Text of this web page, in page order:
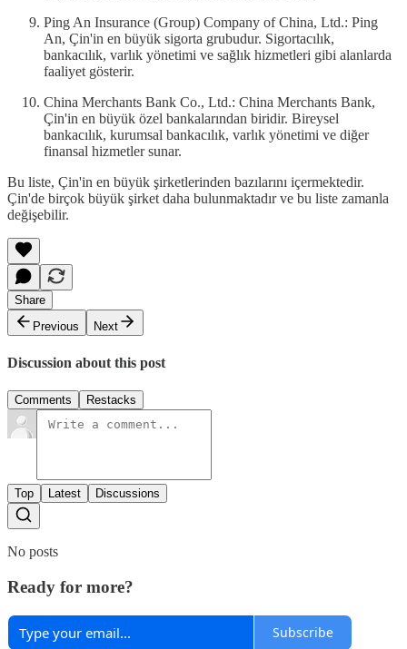
Ping An Insurance (Group) Company of China, Ltd.: Ping
An, Çin'in en büyük sigorta grubudur. Sigortacılık,
bankacılık, varlık yönetimi ve sağlık hizmetleri gibi alanlarda
faaliyet gösterir.
China Merchants Bank Co., Ltd.: China Merchants Bank,
Çin'in en büyük özel bankalarından biridir. Bireysel
bankacılık, kurumsal bankacılık, varlık yönetimi ve diğer
finansal hizmetler sunar.
Bu liste, Çin'in en büyük şirketlerinden bazılarını içermektedir.
Çin'de birçok büyük şirket daha bulunmaktadır ve bu liste zamanla
değişebilir.
Share
Previous
Next
Discussion about this post
Comments Restacks
Top Latest Discussions
No posts
Ready for more?
Subscribe